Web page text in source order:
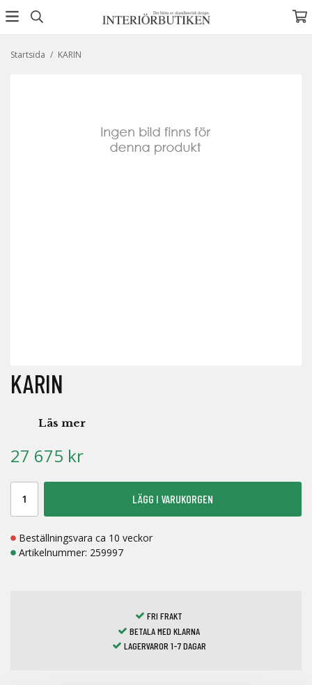
Startsida / KARIN
KARIN
Läs mer
27 675 kr
LÄGG I VARUKORGEN
Beställningsvara ca 10 veckor
Artikelnummer: 259997
FRI FRAKT
BETALA MED KLARNA
LAGERVAROR 1-7 DAGAR